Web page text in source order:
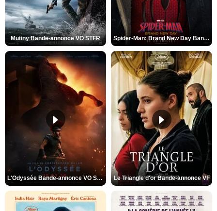
Mutiny Bande-annonce VO STFR Spider-Man: Brand New Day Bande-annonce VO STFR
L'Odyssée Bande-annonce VO STFR Le Triangle d'or Bande-annonce VF